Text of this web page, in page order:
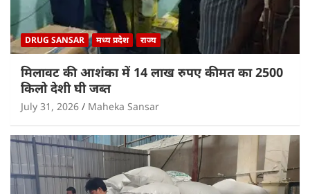
DRUG SANSAR मध्य प्रदेश राज्य
मिलावट की आशंका में 14 लाख रुपए कीमत का 2500
किलो देशी घी जब्त
July 31, 2026 Maheka Sansar